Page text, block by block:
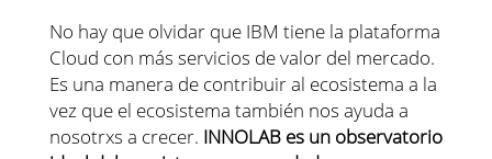
No hay que olvidar que IBM tiene la plataforma
Cloud con más servicios de valor del mercado.
Es una manera de contribuir al ecosistema a la
vez que el ecosistema también nos ayuda a
nosotrxs a crecer. INNOLAB es un observatorio